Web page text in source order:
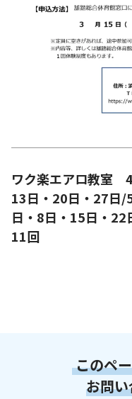
ワク楽エアロ教室
13日・20日・27日/
日・8日・15日・
11回
このペ
お問